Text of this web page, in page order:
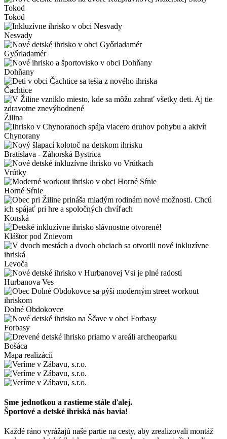
Tokod
Nesvady
Győrladamér
Dohňany
Čachtice
Žilina
Chynorany
Bratislava - Záhorská Bystrica
Vrútky
Horné Sŕnie
Konská
Kláštor pod Znievom
Levoča
Hurbanova Ves
Dolné Obdokovce
Forbasy
Bošáca
Mapa realizácií
Sme jednotkou a rastieme stále ďalej.
Športové a detské ihriská nás bavia!
Každé ráno vyrážajú naše partie na cesty, aby zrealizovali montáž